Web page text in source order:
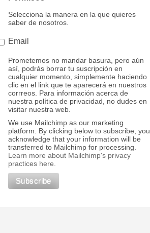
Selecciona la manera en la que quieres
saber de nosotros.
Email
Prometemos no mandar basura, pero aún
así, podrás borrar tu suscripción en
cualquier momento, simplemente haciendo
clic en el link que te aparecerá en nuestros
corrreos. Para información acerca de
nuestra política de privacidad, no dudes en
visitar nuestra web.
We use Mailchimp as our marketing
platform. By clicking below to subscribe, you
acknowledge that your information will be
transferred to Mailchimp for processing.
Learn more about Mailchimp's privacy
practices here.